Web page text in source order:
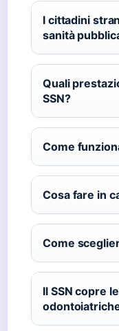
I cittadini
sanità
Quali
SSN?
Come
Cosa fare in
Come
Il SSN copre